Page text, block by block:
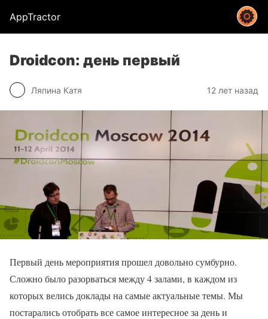
AppTractor
Droidcon: день первый
Ляпина Катя 12 лет назад
Первый день мероприятия прошел довольно сумбурно.
Сложно было разорваться между 4 залами, в каждом из
которых велись доклады на самые актуальные темы. Мы
постарались отобрать все самое интересное за день и